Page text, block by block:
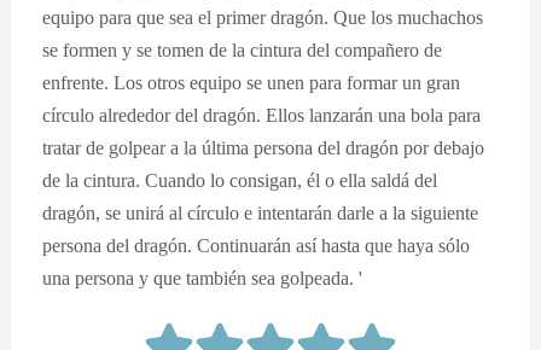
equipo para que sea el primer dragón. Que los muchachos
se formen y se tomen de la cintura del compañero de
enfrente. Los otros equipo se unen para formar un gran
círculo alrededor del dragón. Ellos lanzarán una bola para
tratar de golpear a la última persona del dragón por debajo
de la cintura. Cuando lo consigan, él o ella saldá del
dragón, se unirá al círculo e intentarán darle a la siguiente
persona del dragón. Continuarán así hasta que haya sólo
una persona y que también sea golpeada. '